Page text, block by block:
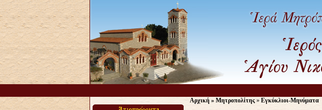
Αρχική» Μητροπολίτης» Εγκύκλιοι-Μηνύματα